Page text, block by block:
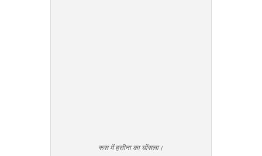
रूस में हसीना का घोंसला।